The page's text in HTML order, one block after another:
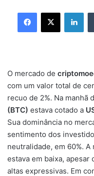
Facebook
X
O mercado de
com um valor total de
recuo de 2%. Na manhã
(BTC) estava cotado a
Sua dominância no
sentimento dos
neutralidade, em 60%.
estava em baixa, apesar
altas expressivas. Em